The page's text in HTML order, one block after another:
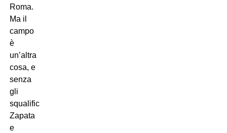
Roma.
Ma il
campo
è
un’altra
cosa, e
senza
gli
squalificati
Zapata
e